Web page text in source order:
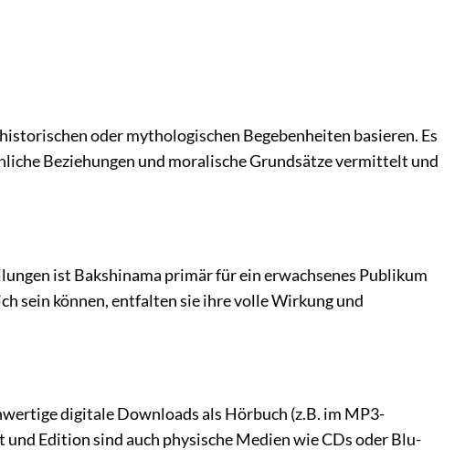
oder mythologischen Begebenheiten basieren. Es
Beziehungen und moralische Grundsätze vermittelt und
ist Bakshinama primär für ein erwachsenes Publikum
sein können, entfalten sie ihre volle Wirkung und
digitale Downloads als Hörbuch (z.B. im MP3-
Edition sind auch physische Medien wie CDs oder Blu-